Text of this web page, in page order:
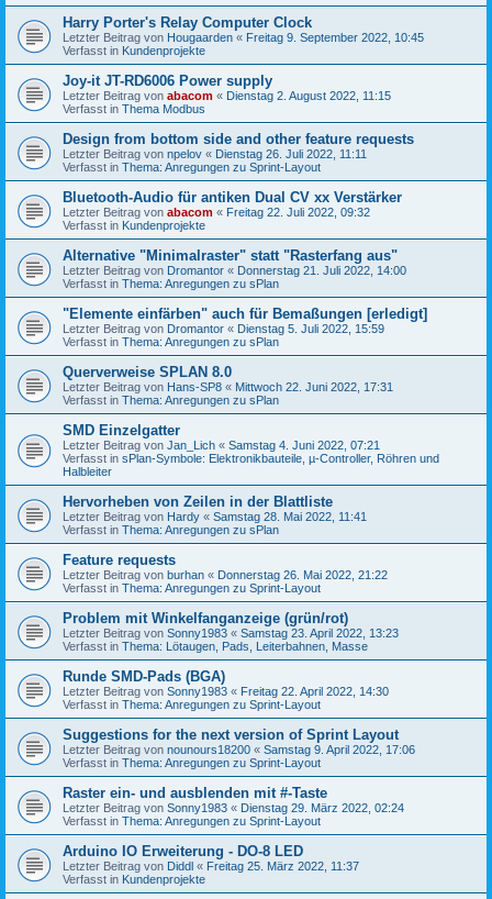
Harry Porter's Relay Computer Clock
Letzter Beitrag von Hougaarden « Freitag 9. September 2022, 10:45
Verfasst in Kundenprojekte
Joy-it JT-RD6006 Power supply
Letzter Beitrag von abacom « Dienstag 2. August 2022, 11:15
Verfasst in Thema Modbus
Design from bottom side and other feature requests
Letzter Beitrag von npelov « Dienstag 26. Juli 2022, 11:11
Verfasst in Thema: Anregungen zu Sprint-Layout
Bluetooth-Audio für antiken Dual CV xx Verstärker
Letzter Beitrag von abacom « Freitag 22. Juli 2022, 09:32
Verfasst in Kundenprojekte
Alternative "Minimalraster" statt "Rasterfang aus"
Letzter Beitrag von Dromantor « Donnerstag 21. Juli 2022, 14:00
Verfasst in Thema: Anregungen zu sPlan
"Elemente einfärben" auch für Bemaßungen [erledigt]
Letzter Beitrag von Dromantor « Dienstag 5. Juli 2022, 15:59
Verfasst in Thema: Anregungen zu sPlan
Querverweise SPLAN 8.0
Letzter Beitrag von Hans-SP8 « Mittwoch 22. Juni 2022, 17:31
Verfasst in Thema: Anregungen zu sPlan
SMD Einzelgatter
Letzter Beitrag von Jan_Lich « Samstag 4. Juni 2022, 07:21
Verfasst in sPlan-Symbole: Elektronikbauteile, µ-Controller, Röhren und
Halbleiter
Hervorheben von Zeilen in der Blattliste
Letzter Beitrag von Hardy « Samstag 28. Mai 2022, 11:41
Verfasst in Thema: Anregungen zu sPlan
Feature requests
Letzter Beitrag von burhan « Donnerstag 26. Mai 2022, 21:22
Verfasst in Thema: Anregungen zu Sprint-Layout
Problem mit Winkelfanganzeige (grün/rot)
Letzter Beitrag von Sonny1983 « Samstag 23. April 2022, 13:23
Verfasst in Thema: Lötaugen, Pads, Leiterbahnen, Masse
Runde SMD-Pads (BGA)
Letzter Beitrag von Sonny1983 « Freitag 22. April 2022, 14:30
Verfasst in Thema: Anregungen zu Sprint-Layout
Suggestions for the next version of Sprint Layout
Letzter Beitrag von nounours18200 « Samstag 9. April 2022, 17:06
Verfasst in Thema: Anregungen zu Sprint-Layout
Raster ein- und ausblenden mit #-Taste
Letzter Beitrag von Sonny1983 « Dienstag 29. März 2022, 02:24
Verfasst in Thema: Anregungen zu Sprint-Layout
Arduino IO Erweiterung - DO-8 LED
Letzter Beitrag von Diddl « Freitag 25. März 2022, 11:37
Verfasst in Kundenprojekte